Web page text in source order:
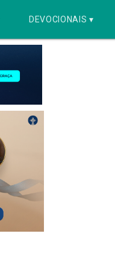
DEVOCIONAIS ▾